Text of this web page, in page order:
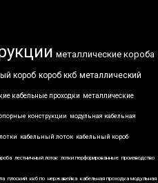
металлические короба
короб короб ккб металлический
кабельные проходки металлические
конструкции модульная кабельная
кабельный лоток кабельный короб
лестничный лоток лотки перфорированные производство
плоский ккб по нержавейка кабельная проходка модульная